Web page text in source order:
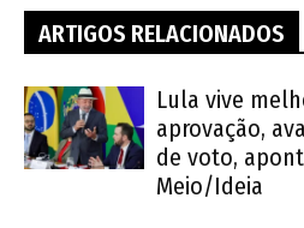
ARTIGOS RELACIONADOS
Lula vive
aprovação,
de voto,
Meio/Ideia